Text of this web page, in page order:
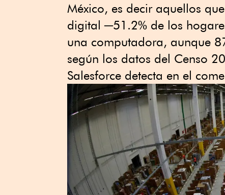
México, es decir aquellos
digital ─51.2% de los
una computadora, aunque
según los datos del Censo
Salesforce detecta en el